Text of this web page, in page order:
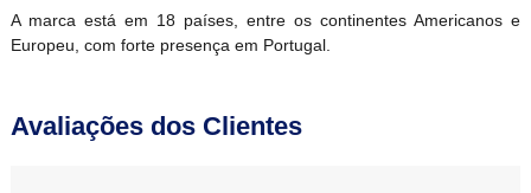
A marca está em 18 países, entre os continentes Americanos e
Europeu, com forte presença em Portugal.
Avaliações dos Clientes